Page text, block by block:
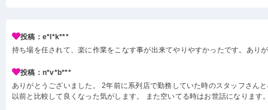
投稿：e*l*k***
持ち場を任されて、楽に作業をこなす事が出来てやりやすかったです。あり
投稿：n*v*b***
ありがとうございました。 2年前に系列店で勤務していた時のスタッフさん
以前と比較して良くなった気がします。 また空いてる時はお世話になります